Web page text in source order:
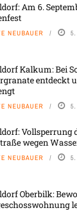
Am 6.
NEUBAUER
Kalkum: Bei
entdeckt
NEUBAUER
Vollsperrung
wegen
NEUBAUER
Oberbilk: